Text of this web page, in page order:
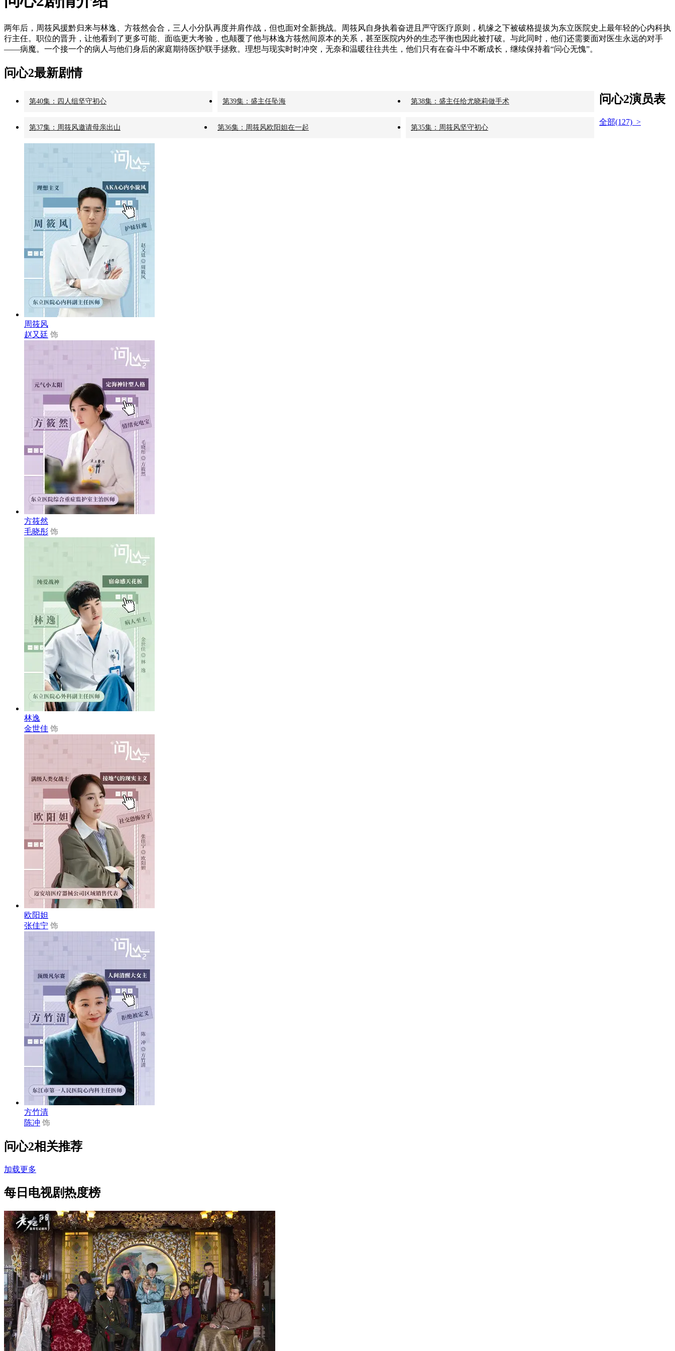
两年后，周筱风援黔归来与林逸、方筱然会合，三人小分队再度并肩作战，但也面对全新挑战。周筱风自身执着奋进且严守医疗原则，机缘之下被破格提拔为东立医院史上最年轻的心内科执
行主任。职位的晋升，让他看到了更多可能、面临更大考验，也颠覆了他与林逸方筱然间原本的关系，甚至医院内外的生态平衡也因此被打破。与此同时，他们还需要面对医生永远的对手
——病魔。一个接一个的病人与他们身后的家庭期待医护联手拯救。理想与现实时时冲突，无奈和温暖往往共生，他们只有在奋斗中不断成长，继续保持着“问心无愧”。
问心2最新剧情
第40集：四人组坚守初心 第39集：盛主任坠海 第38集：盛主任给尤晓莉做手术
第37集：周筱风邀请母亲出山 第36集：周筱风欧阳妲在一起 第35集：周筱风坚守初心
问心2演员表
全部(127) >
周筱风
赵又廷 饰
方筱然
毛晓彤 饰
林逸
金世佳 饰
欧阳妲
张佳宁 饰
方竹清
陈冲 饰
问心2相关推荐
加载更多
每日电视剧热度榜